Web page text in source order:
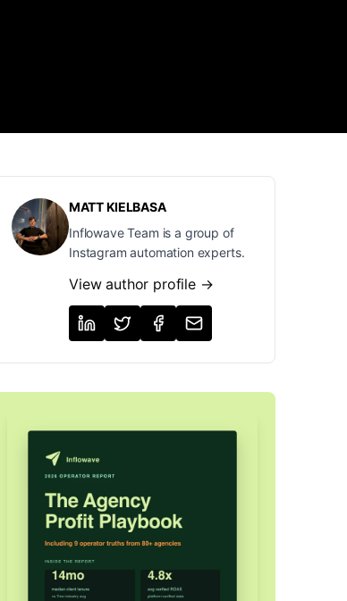
MATT KIELBASA
Inflowave Team is a group of
Instagram automation experts.
View author profile →